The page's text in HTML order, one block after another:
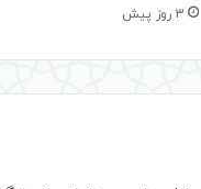
3 روز پیش